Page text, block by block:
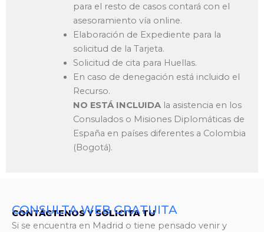
para el resto de casos contará con el
asesoramiento vía online.
Elaboración de Expediente para la
solicitud de la Tarjeta.
Solicitud de cita para Huellas.
En caso de denegación está incluido el
Recurso.
NO ESTÁ INCLUIDAla asistencia en los
Consulados o Misiones Diplomáticas de
España en países diferentes a Colombia
(Bogotá).
CONTÁCTENOS Y SOLICITA TU
CONSULTA WEB GRATUITA
Si se encuentra en Madrid o tiene pensado venir y